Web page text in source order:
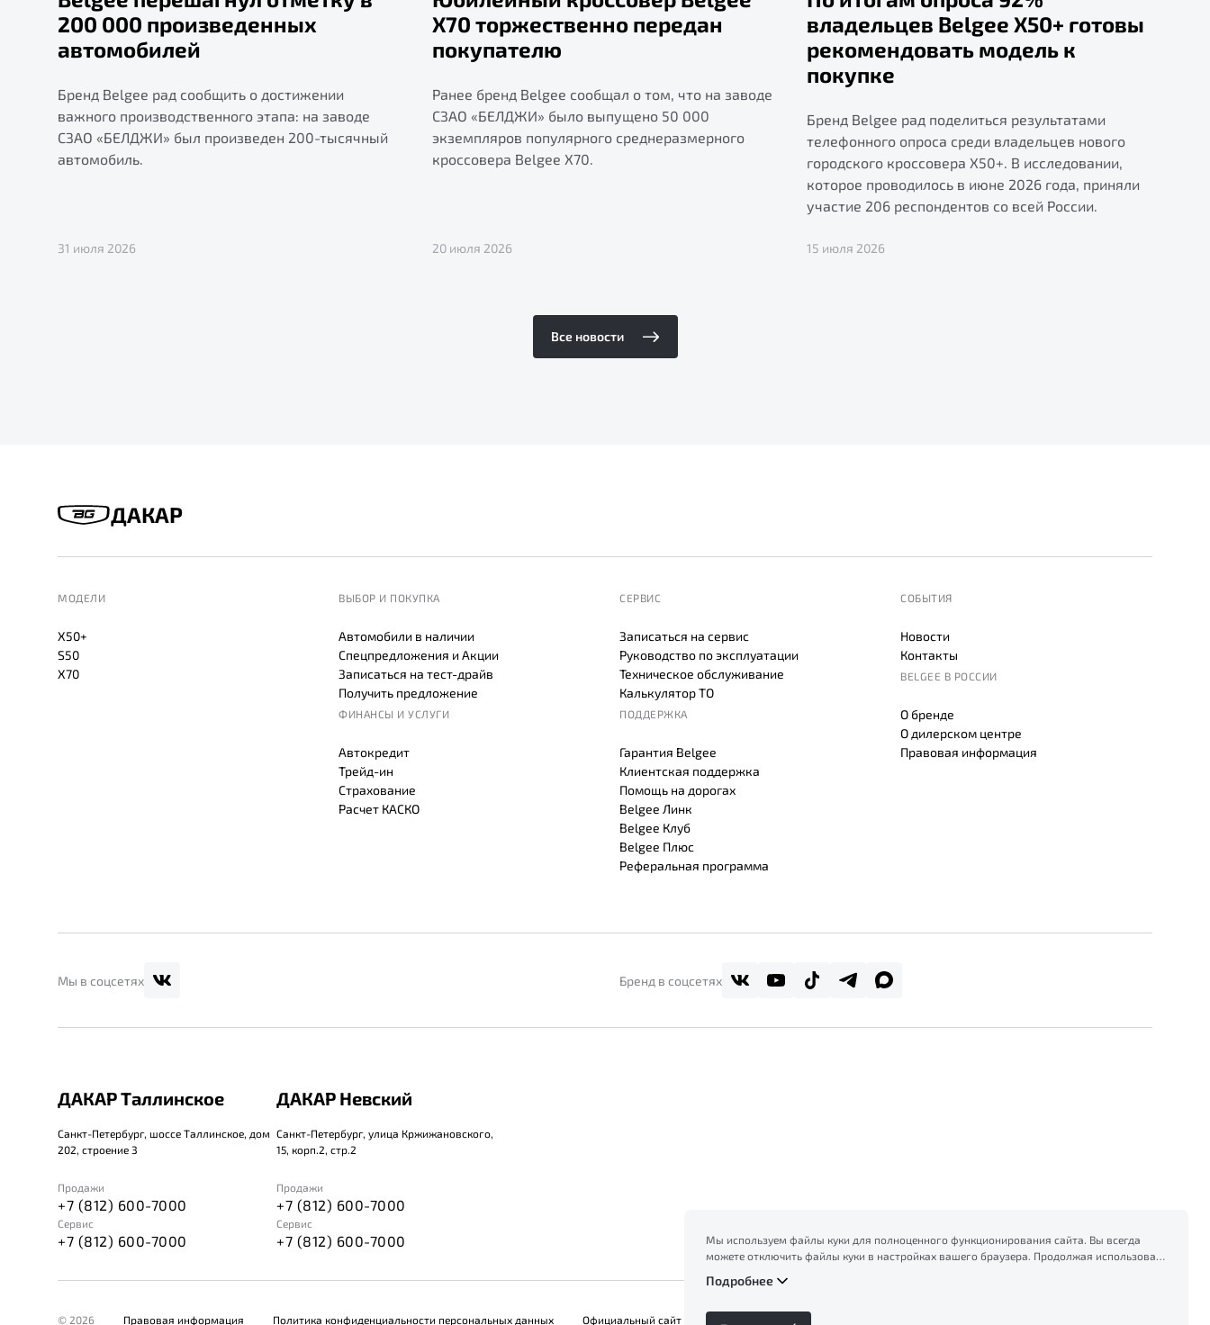
200 000 произведенных
автомобилей
Бренд Belgee рад сообщить о достижении
важного производственного этапа: на заводе
СЗАО «БЕЛДЖИ» был произведен 200-тысячный
автомобиль.
31 июля 2026
X70 торжественно передан
покупателю
Ранее бренд Belgee сообщал о том, что на заводе
СЗАО «БЕЛДЖИ» было выпущено 50 000
экземпляров популярного среднеразмерного
кроссовера Belgee X70.
20 июля 2026
владельцев Belgee X50+ готовы
рекомендовать модель к
покупке
Бренд Belgee рад поделиться результатами
телефонного опроса среди владельцев нового
городского кроссовера X50+. В исследовании,
которое проводилось в июне 2026 года, приняли
участие 206 респондентов со всей России.
15 июля 2026
Все новости
ДАКАР
МОДЕЛИ
X50+
S50
X70
ВЫБОР И ПОКУПКА
Автомобили в наличии
Спецпредложения и Акции
Записаться на тест-драйв
Получить предложение
ФИНАНСЫ И УСЛУГИ
Автокредит
Трейд-ин
Страхование
Расчет КАСКО
СЕРВИС
Записаться на сервис
Руководство по эксплуатации
Техническое обслуживание
Калькулятор ТО
ПОДДЕРЖКА
Гарантия Belgee
Клиентская поддержка
Помощь на дорогах
Belgee Линк
Belgee Клуб
Belgee Плюс
Реферальная программа
СОБЫТИЯ
Новости
Контакты
BELGEE В РОССИИ
О бренде
О дилерском центре
Правовая информация
Мы в соцсетях Бренд в соцсетях
ДАКАР Таллинское
Санкт-Петербург, шоссе Таллинское, дом
202, строение 3
Продажи
+7 (812) 600-7000
Сервис
+7 (812) 600-7000
ДАКАР Невский
Санкт-Петербург, улица Кржижановского,
15, корп.2, стр.2
Продажи
+7 (812) 600-7000
Сервис
+7 (812) 600-7000
© 2026 Правовая информация Политика конфиденциальности персональных данных Официальный сайт Belgee в России
Мы используем файлы куки для полноценного функционирования сайта. Вы всегда
можете отключить файлы куки в настройках вашего браузера. Продолжая использовать
ознакомление с информацией по сбору, использованию и возможной блокировке
Подробнее